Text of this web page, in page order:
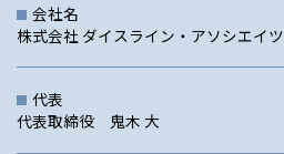
会社名
株式会社 ダイスライン・アソシエイツ
代表
代表取締役 鬼木 大